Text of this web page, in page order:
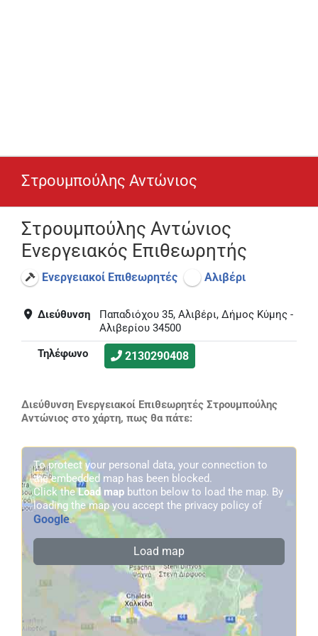
Στρουμπούλης Αντώνιος
Στρουμπούλης Αντώνιος
Ενεργειακός Επιθεωρητής
Ενεργειακοί Επιθεωρητές Αλιβέρι
Διεύθυνση
Παπαδιόχου 35, Αλιβέρι, Δήμος Κύμης -
Αλιβερίου 34500
Τηλέφωνο
2130290408
Διεύθυνση Ενεργειακοί Επιθεωρητές Στρουμπούλης
Αντώνιος στο χάρτη, πως θα πάτε:
To protect your personal data, your connection to
the embedded map has been blocked.
Click theLoad map button below to load the map. By
loading the map you accept the privacy policy of
Google.
Load map